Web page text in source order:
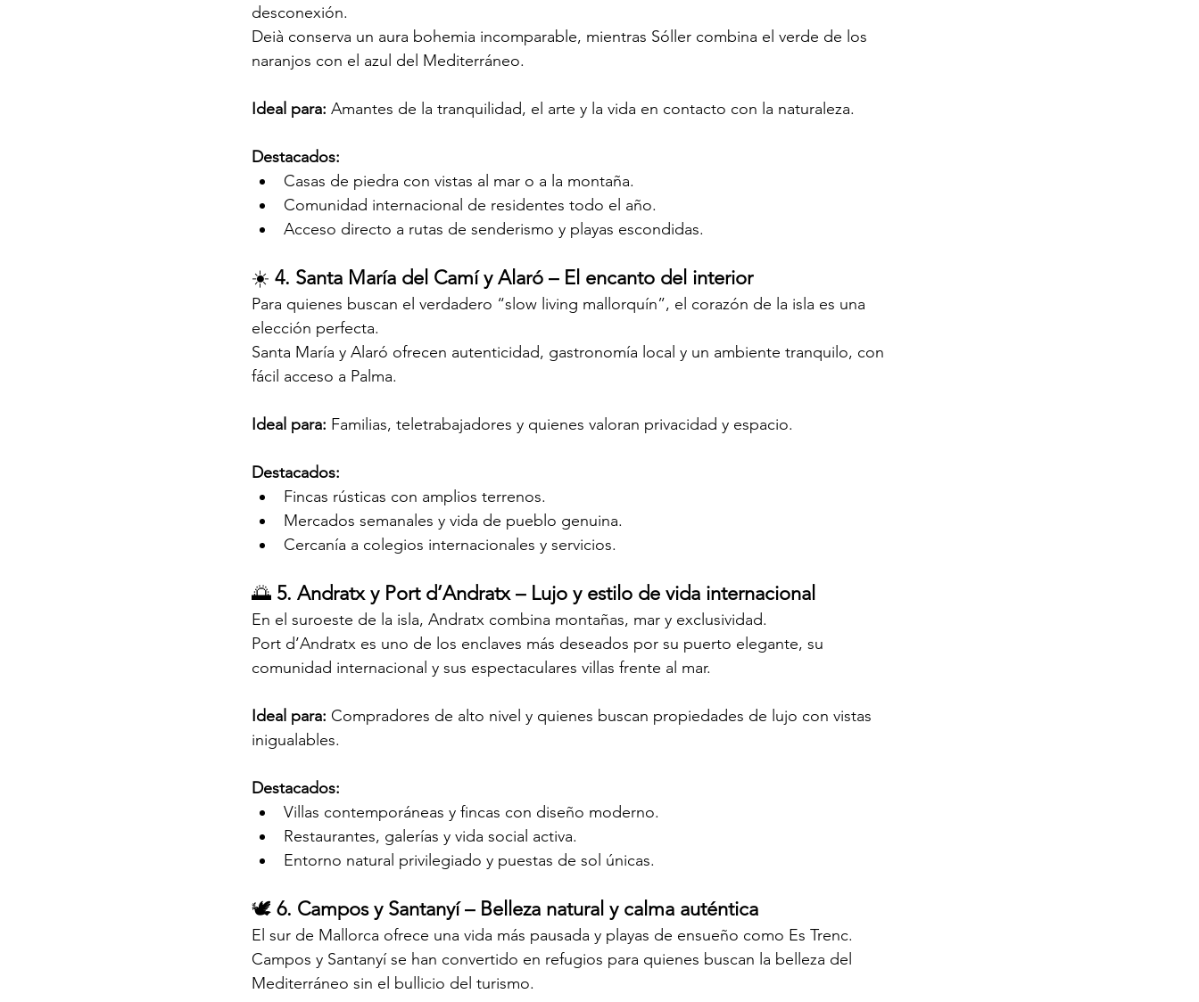
desconexión.
Deià conserva un aura bohemia incomparable, mientras Sóller combina el verde de los
naranjos con el azul del Mediterráneo.
Ideal para: Amantes de la tranquilidad, el arte y la vida en contacto con la naturaleza.
Destacados:
Casas de piedra con vistas al mar o a la montaña.
Comunidad internacional de residentes todo el año.
Acceso directo a rutas de senderismo y playas escondidas.
☀️ 4. Santa María del Camí y Alaró – El encanto del interior
Para quienes buscan el verdadero “slow living mallorquín”, el corazón de la isla es una
elección perfecta.
Santa María y Alaró ofrecen autenticidad, gastronomía local y un ambiente tranquilo, con
fácil acceso a Palma.
Ideal para: Familias, teletrabajadores y quienes valoran privacidad y espacio.
Destacados:
Fincas rústicas con amplios terrenos.
Mercados semanales y vida de pueblo genuina.
Cercanía a colegios internacionales y servicios.
🌅 5. Andratx y Port d’Andratx – Lujo y estilo de vida internacional
En el suroeste de la isla, Andratx combina montañas, mar y exclusividad.
Port d’Andratx es uno de los enclaves más deseados por su puerto elegante, su
comunidad internacional y sus espectaculares villas frente al mar.
Ideal para: Compradores de alto nivel y quienes buscan propiedades de lujo con vistas
inigualables.
Destacados:
Villas contemporáneas y fincas con diseño moderno.
Restaurantes, galerías y vida social activa.
Entorno natural privilegiado y puestas de sol únicas.
🕊️ 6. Campos y Santanyí – Belleza natural y calma auténtica
El sur de Mallorca ofrece una vida más pausada y playas de ensueño como Es Trenc.
Campos y Santanyí se han convertido en refugios para quienes buscan la belleza del
Mediterráneo sin el bullicio del turismo.